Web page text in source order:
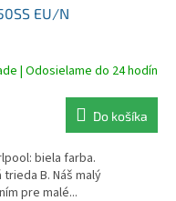
EU/N
| Odosielame do 24 hodín
Do košíka
biela farba.
B. Náš malý
pre malé...